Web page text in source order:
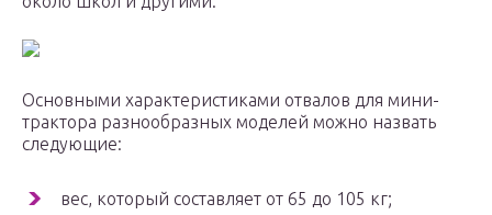
Основными характеристиками отвалов для мини-
трактора разнообразных моделей можно назвать
следующие:
вес, который составляет от 65 до 105 кг;